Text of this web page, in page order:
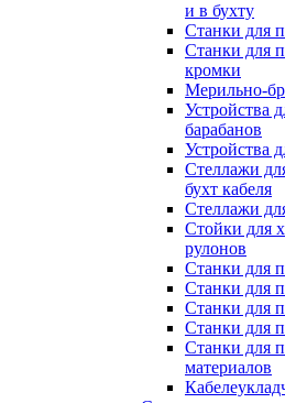
и в бухту
Станки для
Станки для
кромки
Мерильно-
Устройства
барабанов
Устройства
Стеллажи
бухт кабеля
Стеллажи
Стойки для
рулонов
Станки для
Станки для
Станки для
Станки для
Станки для
материалов